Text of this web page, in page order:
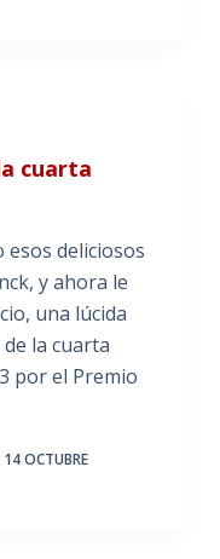
cuarta
deliciosos
y ahora le
una lúcida
la cuarta
por el Premio
14 OCTUBRE